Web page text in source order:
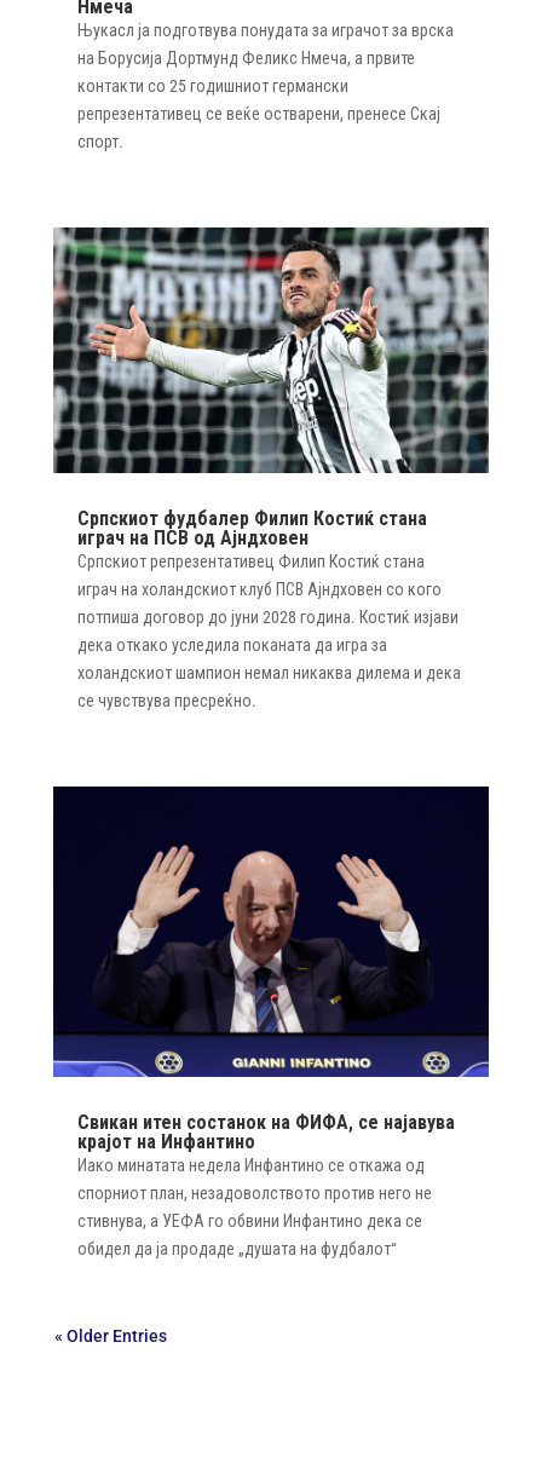
Нмеча
Њукасл ја подготвува понудата за играчот за врска
на Борусија Дортмунд Феликс Нмеча, а првите
контакти со 25 годишниот германски
репрезентативец се веќе остварени, пренесе Скај
спорт.
Српскиот фудбалер Филип Костиќ стана
играч на ПСВ од Ајндховен
Српскиот репрезентативец Филип Костиќ стана
играч на холандскиот клуб ПСВ Ајндховен со кого
потпиша договор до јуни 2028 година. Костиќ изјави
дека откако уследила поканата да игра за
холандскиот шампион немал никаква дилема и дека
се чувствува пресреќно.
Свикан итен состанок на ФИФА, се најавува
крајот на Инфантино
Иако минатата недела Инфантино се откажа од
спорниот план, незадоволството против него не
стивнува, а УЕФА го обвини Инфантино дека се
обидел да ја продаде „душата на фудбалот“
« Older Entries